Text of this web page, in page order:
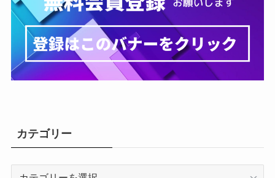
カテゴリー